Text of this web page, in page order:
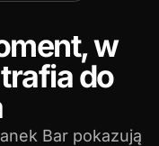
w
do
Bar pokazują